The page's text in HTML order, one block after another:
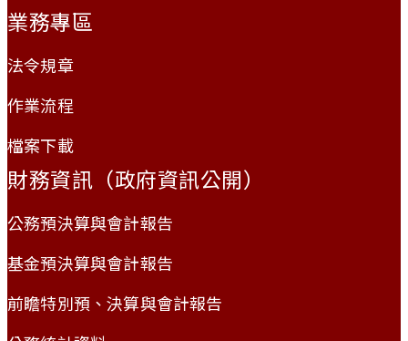
業務專區
法令規章
作業流程
檔案下載
財務資訊（政府資訊公開）
公務預決算與會計報告
基金預決算與會計報告
前瞻特別預、決算與會計報告